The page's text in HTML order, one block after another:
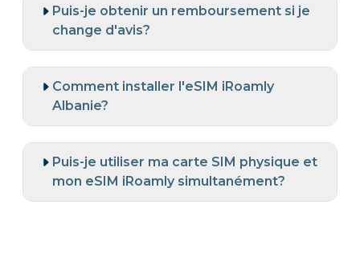
Puis-je obtenir un remboursement si je
change d'avis?
Comment installer l'eSIM iRoamly
Albanie?
Puis-je utiliser ma carte SIM physique et
mon eSIM iRoamly simultanément?